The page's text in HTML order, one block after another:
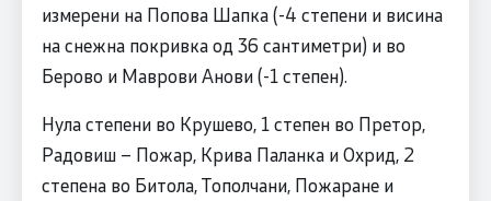
измерени на Попова Шапка (-4 степени и висина
на снежна покривка од 36 сантиметри) и во
Берово и Маврови Анови (-1 степен).
Нула степени во Kрушево, 1 степен во Претор,
Радовиш – Пожар, Крива Паланка и Охрид, 2
степена во Битола, Тополчани, Пожаране и